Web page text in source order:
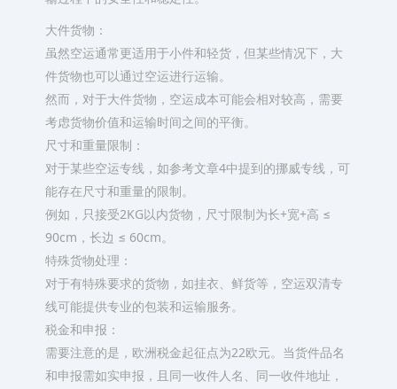
大件货物：
虽然空运通常更适用于小件和轻货，但某些情况下，大
件货物也可以通过空运进行运输。
然而，对于大件货物，空运成本可能会相对较高，需要
考虑货物价值和运输时间之间的平衡。
尺寸和重量限制：
对于某些空运专线，如参考文章4中提到的挪威专线，可
能存在尺寸和重量的限制。
例如，只接受2KG以内货物，尺寸限制为长+宽+高 ≤
90cm，长边 ≤ 60cm。
特殊货物处理：
对于有特殊要求的货物，如挂衣、鲜货等，空运双清专
线可能提供专业的包装和运输服务。
税金和申报：
需要注意的是，欧洲税金起征点为22欧元。当货件品名
和申报需如实申报，且同一收件人名、同一收件地址，